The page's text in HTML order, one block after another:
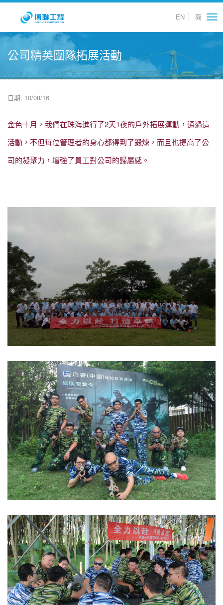
EN 简
公司精英團隊拓展活動
日期: 10/08/16
金色十月，我們在珠海進行了2天1夜的戶外拓展運動，通過這
活動，不但每位管理者的身心都得到了鍛煉，而且也提高了公
司的凝聚力，增強了員工對公司的歸屬感。